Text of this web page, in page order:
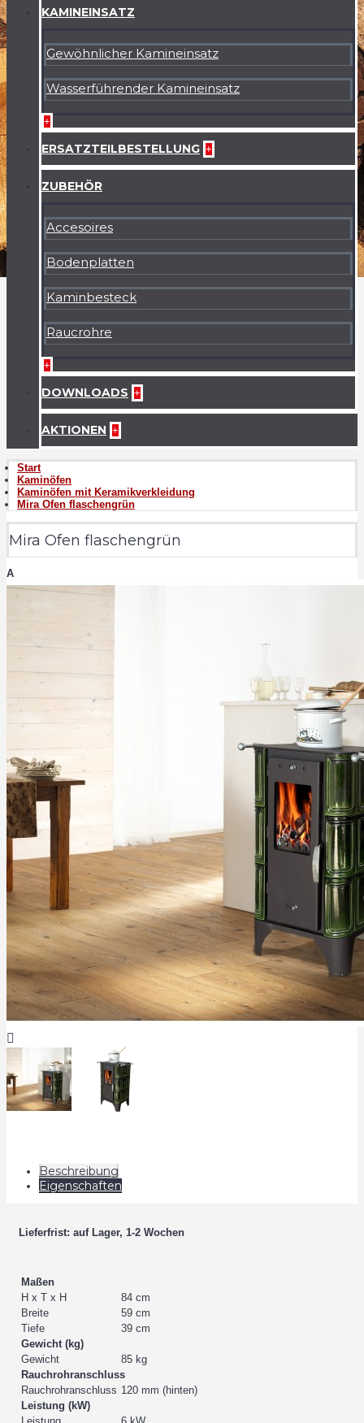
KAMINEINSATZ
Gewöhnlicher Kamineinsatz
Wasserführender Kamineinsatz
+
ERSATZTEILBESTELLUNG +
ZUBEHÖR
Accesoires
Bodenplatten
Kaminbesteck
Raucrohre
+
DOWNLOADS +
AKTIONEN +
Start
Kaminöfen
Kaminöfen mit Keramikverkleidung
Mira Ofen flaschengrün
Mira Ofen flaschengrün
A
Beschreibung
Eigenschaften
Lieferfrist: auf Lager, 1-2 Wochen
Maßen
H x T x H
84 cm
Breite
59 cm
Tiefe
39 cm
Gewicht (kg)
Gewicht
85 kg
Rauchrohranschluss
Rauchrohranschluss 120 mm (hinten)
Leistung (kW)